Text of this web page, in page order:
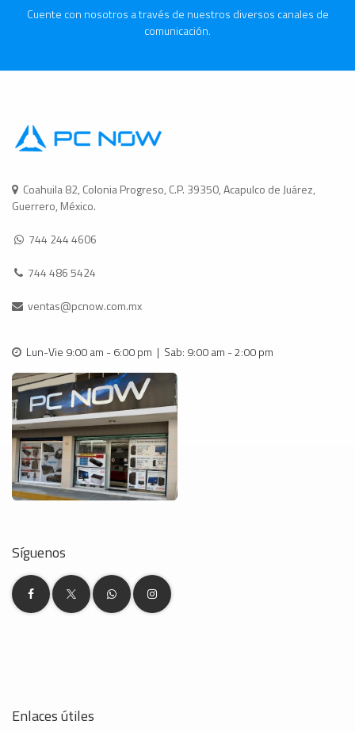
Cuente con nosotros a través de nuestros diversos canales de
comunicación.
Coahuila 82, Colonia Progreso, C.P. 39350, Acapulco de Juárez,
Guerrero, México.
744 244 4606
744 486 5424
ventas@pcnow.com.mx
Lun-Vie 9:00 am - 6:00 pm | Sab: 9:00 am - 2:00 pm
Síguenos
Enlaces útiles